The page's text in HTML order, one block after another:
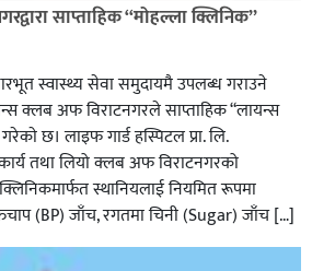
साप्ताहिक “मोहल्ला क्लिनिक”
स्वास्थ्य सेवा समुदायमै उपलब्ध गराउने
क्लब अफ विराटनगरले साप्ताहिक “लायन्स
छ। लाइफ गार्ड हस्पिटल प्रा. लि.
तथा लियो क्लब अफ विराटनगरको
स्थानियलाई नियमित रूपमा
(BP) जाँच, रगतमा चिनी (Sugar) जाँच […]